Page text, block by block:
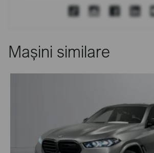
Mașini similare